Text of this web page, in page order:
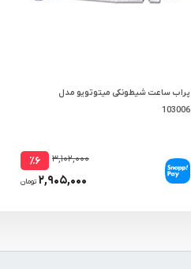
پراب ساعت شیطونکی میتوتویو مدل
103006
۳,۱۰۲,۰۰۰ ٪۶
۲,۹۰۵,۰۰۰ تومان